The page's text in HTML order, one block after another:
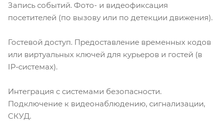
Запись событий. Фото- и видеофиксация
посетителей (по вызову или по детекции движения).
Гостевой доступ. Предоставление временных кодов
или виртуальных ключей для курьеров и гостей (в
IP‑системах).
Интеграция с системами безопасности.
Подключение к видеонаблюдению, сигнализации,
СКУД.